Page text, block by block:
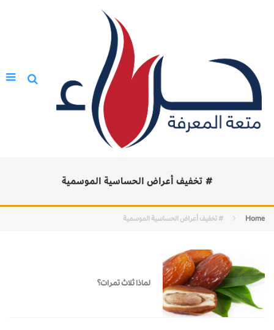
# ⁠تخفيف أعراض الحساسية الموسمية
Home # ⁠تخفيف أعراض الحساسية الموسمية
لماذا ثلاث تمرات؟